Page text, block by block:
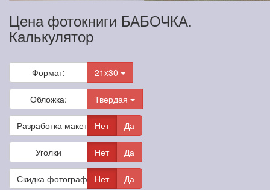
Цена фотокниги БАБОЧКА.
Калькулятор
Формат: 21x30
Обложка: Твердая
Разработка макета Нет Да
Уголки Нет Да
Скидка фотографамНет Да